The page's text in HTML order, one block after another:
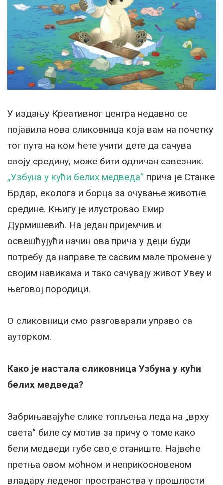
У издању Креативног центра недавно се
појавила нова сликовница која вам на почетку
тог пута на ком ћете учити дете да сачува
своју средину, може бити одличан савезник.
„Узбуна у кући белих медведа“ прича је Станке
Брдар, еколога и борца за очување животне
средине. Књигу је илустровао Емир
Дурмишевић. На један пријемчив и
освешћујући начин ова прича у деци буди
потребу да направе те сасвим мале промене у
својим навикама и тако сачувају живот Увеу и
његовој породици.
О сликовници смо разговарали управо са
ауторком.
Како је настала сликовница Узбуна у кући
белих медведа?
Забрињавајуће слике топљења леда на „врху
света“ биле су мотив за причу о томе како
бели медведи губе своје станиште. Највеће
претња овом моћном и неприкосновеном
владару леденог пространства у прошлости